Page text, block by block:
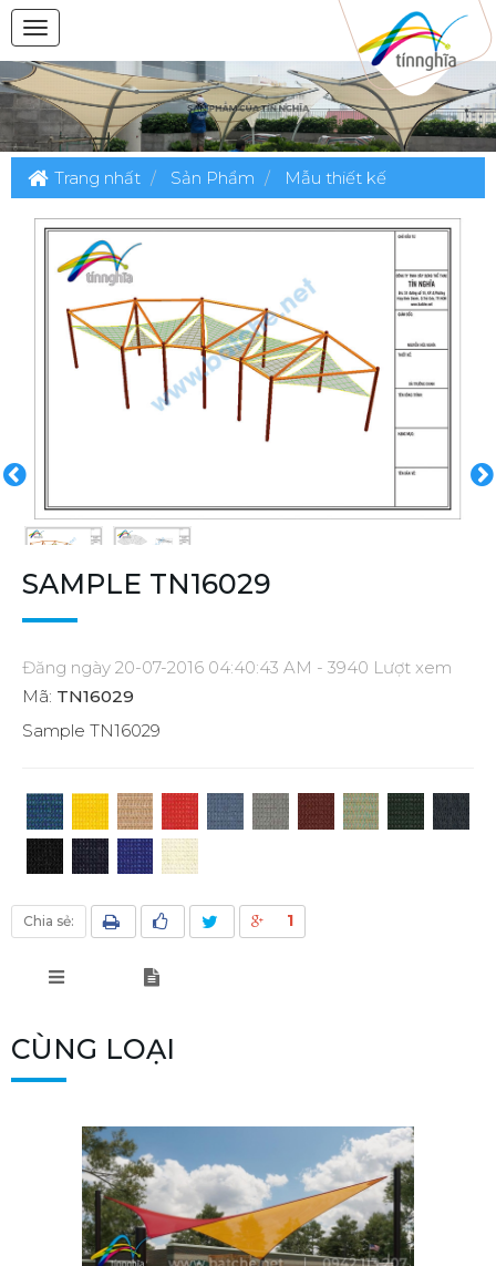
Trang nhất Sản Phẩm Mẫu thiết kế
SAMPLE TN16029
Đăng ngày 20-07-2016 04:40:43 AM - 3940 Lượt xem
Mã: TN16029
Sample TN16029
Chia sẻ: 1
CÙNG LOẠI